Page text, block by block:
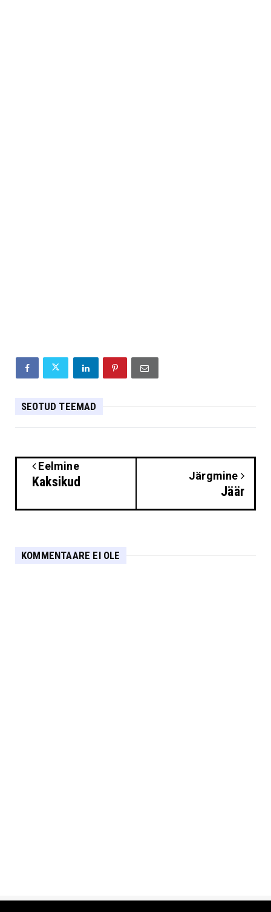
SEOTUD TEEMAD
Eelmine
Kaksikud Järgmine
Jäär
KOMMENTAARE EI OLE